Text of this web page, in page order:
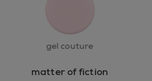
gel couture
matter of fiction